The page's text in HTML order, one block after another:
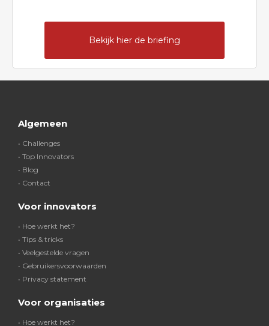
Bekijk hier de briefing
Algemeen
• Challenges
• Top Innovators
• Blog
• Contact
Voor innovators
• Hoe werkt het?
• Tips & tricks
• Veelgestelde vragen
• Gebruikersvoorwaarden
• Privacy statement
Voor organisaties
• Hoe werkt het?